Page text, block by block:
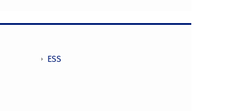
ESS